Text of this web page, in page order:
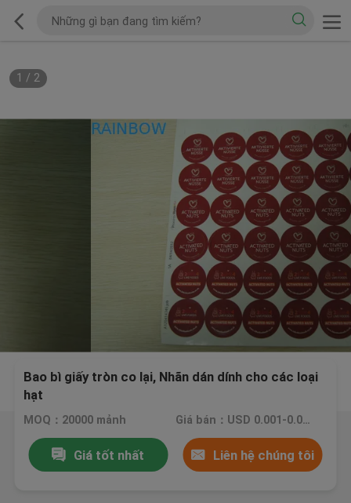
1 / 2
Bao bì giấy tròn co lại, Nhãn dán dính cho các loại
hạt
MOQ：20000 mảnh Giá bán：USD 0.001-0.05/ piece
Giá tốt nhất Liên hệ chúng tôi